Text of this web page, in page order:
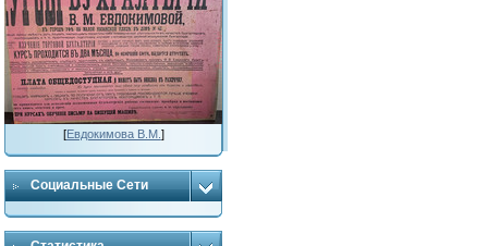
[Евдокимова В.М. ]
Социальные Сети